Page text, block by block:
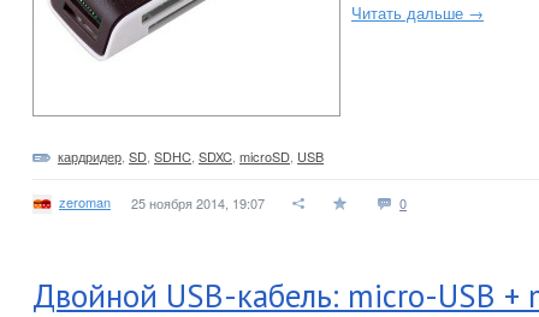
Читать дальше →
кардридер SD SDHC SDXC microSD USB
zeroman 25 ноября 2014, 19:07 0
Двойной USB-кабель: micro-USB +